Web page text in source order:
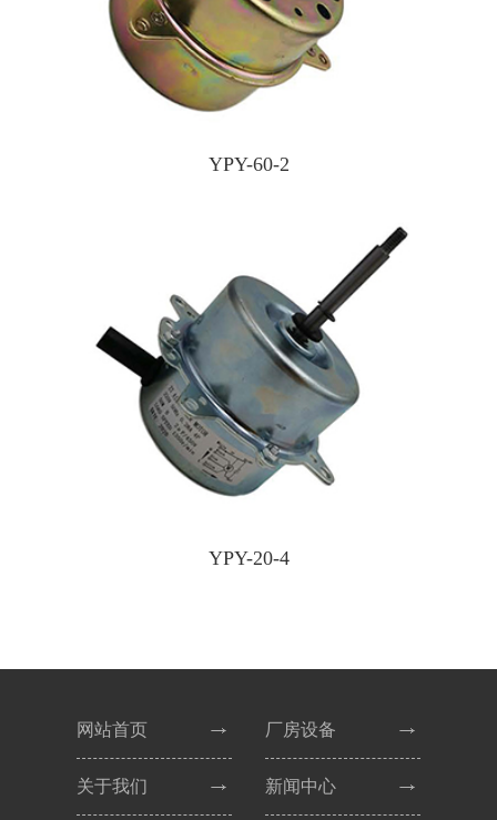
YPY-60-2
YPY-20-4
网站首页
关于我们
厂房设备
新闻中心